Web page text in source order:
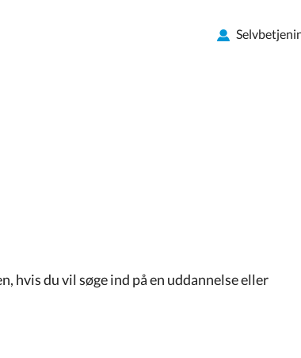
hvis du vil søge ind på en uddannelse eller